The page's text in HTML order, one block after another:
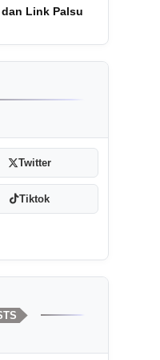
Link Palsu
Twitter
Tiktok